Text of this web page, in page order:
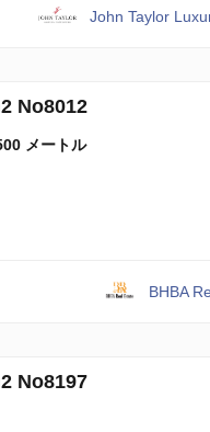
John Taylor
No8012
メートル
BHBA
No8197